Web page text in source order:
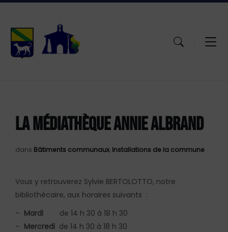
Aller
Passer
navigation
principale
Atteindre
page
LA MÉDIATHÈQUE ANNIE ALBRAND
dans Bâtiments communaux, Installations de la commune
Vous y retrouverez Sylvie BERTOLOTTO, notre
bibliothécaire, aux horaires suivants :
– Mardi
de 14 h 30 à 18 h 30
– Mercredi de 14 h 30 à 18 h 30